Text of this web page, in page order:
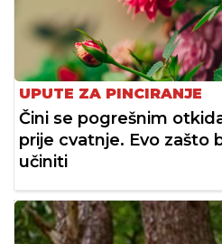
UPUTE ZA PINCIRANJE
Čini se pogrešnim
prije cvatnje. Evo zašto
učiniti